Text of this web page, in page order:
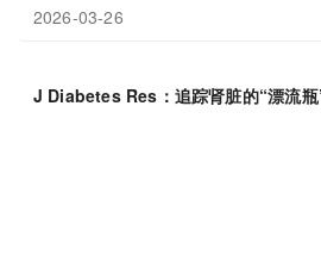
2026-03-26
J Diabetes Res：追踪肾脏的“漂流